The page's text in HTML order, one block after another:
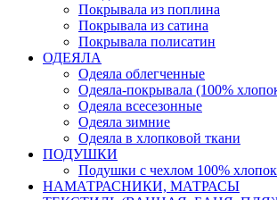
Покрывала из поплина
Покрывала из сатина
Покрывала полисатин
ОДЕЯЛА
Одеяла облегченные
Одеяла-покрывала (100%
Одеяла всесезонные
Одеяла зимние
Одеяла в хлопковой ткани
ПОДУШКИ
Подушки с чехлом 100% хлопок
НАМАТРАСНИКИ, МАТРАСЫ